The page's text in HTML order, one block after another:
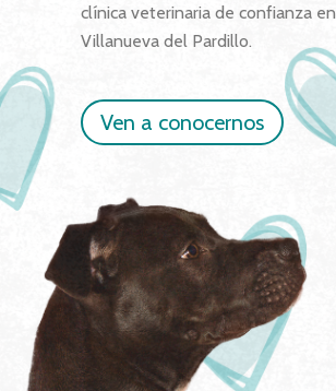
clínica veterinaria de confianza en
Villanueva del Pardillo.
Ven a conocernos